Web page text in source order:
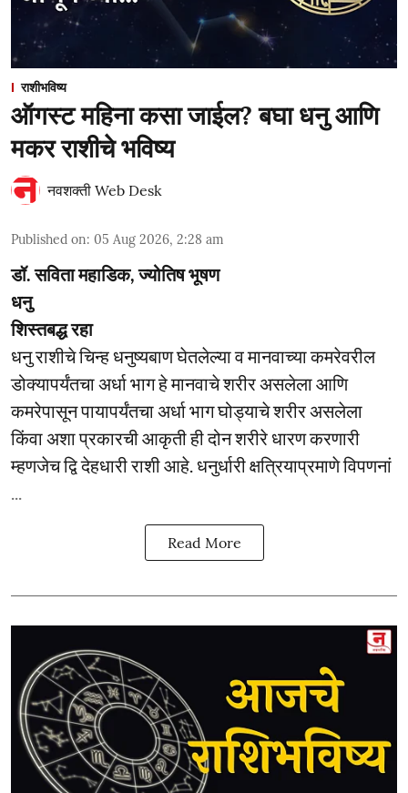
राशीभविष्य
ऑगस्ट महिना कसा जाईल? बघा धनु आणि
मकर राशीचे भविष्य
नवशक्ती Web Desk
Published on: 05 Aug 2026, 2:28 am
डॉ. सविता महाडिक, ज्योतिष भूषण
धनु
शिस्तबद्ध रहा
धनु राशीचे चिन्ह धनुष्यबाण घेतलेल्या व मानवाच्या कमरेवरील
डोक्यापर्यंतचा अर्धा भाग हे मानवाचे शरीर असलेला आणि
कमरेपासून पायापर्यंतचा अर्धा भाग घोड्याचे शरीर असलेला
किंवा अशा प्रकारची आकृती ही दोन शरीरे धारण करणारी
म्हणजेच द्वि देहधारी राशी आहे. धनुर्धारी क्षत्रियाप्रमाणे विपणनां
...
Read More